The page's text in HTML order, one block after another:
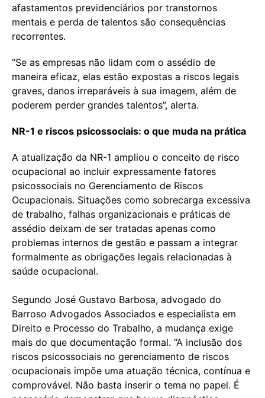
afastamentos previdenciários por transtornos
mentais e perda de talentos são consequências
recorrentes.
“Se as empresas não lidam com o assédio de
maneira eficaz, elas estão expostas a riscos legais
graves, danos irreparáveis à sua imagem, além de
poderem perder grandes talentos”, alerta.
NR-1 e riscos psicossociais: o que muda na prática
A atualização da NR-1 ampliou o conceito de risco
ocupacional ao incluir expressamente fatores
psicossociais no Gerenciamento de Riscos
Ocupacionais. Situações como sobrecarga excessiva
de trabalho, falhas organizacionais e práticas de
assédio deixam de ser tratadas apenas como
problemas internos de gestão e passam a integrar
formalmente as obrigações legais relacionadas à
saúde ocupacional.
Segundo José Gustavo Barbosa, advogado do
Barroso Advogados Associados e especialista em
Direito e Processo do Trabalho, a mudança exige
mais do que documentação formal. “A inclusão dos
riscos psicossociais no gerenciamento de riscos
ocupacionais impõe uma atuação técnica, contínua e
comprovável. Não basta inserir o tema no papel. É